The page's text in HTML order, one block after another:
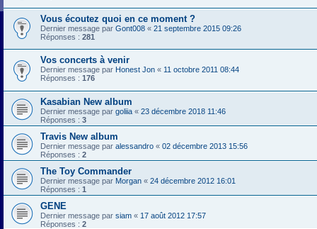
Vous écoutez quoi en ce moment ?
Dernier message par Gont008 « 21 septembre 2015 09:26
Réponses : 281
Vos concerts à venir
Dernier message par Honest Jon « 11 octobre 2011 08:44
Réponses : 176
Kasabian New album
Dernier message par goliia « 23 décembre 2018 11:46
Réponses : 3
Travis New album
Dernier message par alessandro « 02 décembre 2013 15:56
Réponses : 2
The Toy Commander
Dernier message par Morgan « 24 décembre 2012 16:01
Réponses : 1
GENE
Dernier message par siam « 17 août 2012 17:57
Réponses : 2